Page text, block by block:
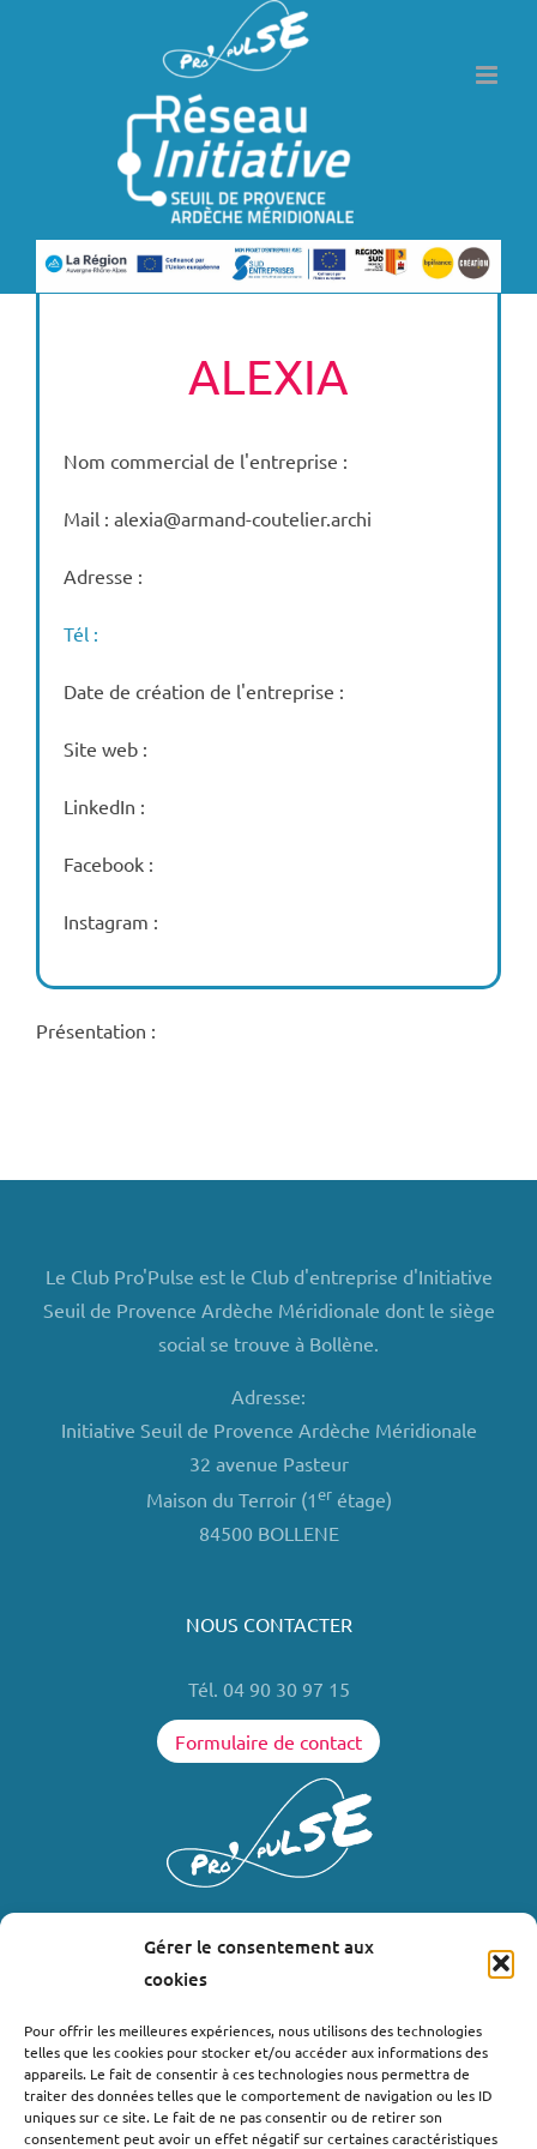
Gérer le consentement aux
cookies
Pour offrir les meilleures expériences, nous utilisons des technologies
telles que les cookies pour stocker et/ou accéder aux informations des
appareils. Le fait de consentir à ces technologies nous permettra de
traiter des données telles que le comportement de navigation ou les ID
uniques sur ce site. Le fait de ne pas consentir ou de retirer son
consentement peut avoir un effet négatif sur certaines caractéristiques
ALEXIA
Nom commercial de l'entreprise :
Mail : alexia@armand-coutelier.archi
Adresse :
Tél :
Date de création de l'entreprise :
Site web :
LinkedIn :
Facebook :
Instagram :
Présentation :
Le Club Pro'Pulse est le Club d'entreprise d'Initiative
Seuil de Provence Ardèche Méridionale dont le siège
social se trouve à Bollène.
Adresse:
Initiative Seuil de Provence Ardèche Méridionale
32 avenue Pasteur
Maison du Terroir (1erétage)
84500 BOLLENE
NOUS CONTACTER
Tél. 04 90 30 97 15
Formulaire de contact
Où nous trouver ?
Bollène
Nyons
Valréas